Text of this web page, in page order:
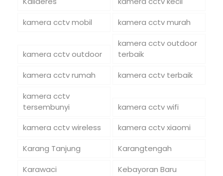
kamera cctv mobil
kamera cctv murah
kamera cctv outdoor
kamera cctv outdoor
terbaik
kamera cctv rumah
kamera cctv terbaik
kamera cctv
tersembunyi
kamera cctv wifi
kamera cctv wireless
kamera cctv xiaomi
Karang Tanjung
Karangtengah
Karawaci
Kebayoran Baru